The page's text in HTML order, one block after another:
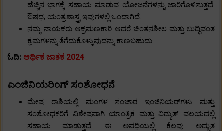
ಹೆಚ್ಚಿನ ಭಾಗಕ್ಕೆ ಸಹಾಯ ಮಾಡುವ ಯೋಜನೆಗಳನ್ನು ಜಾರಿಗೊಳಿಸುತ್ತದೆ.
ಔಷಧ, ಯಂತ್ರಶಾಸ್ತ್ರ ಇವುಗಳಲ್ಲಿ ಒಂದಾಗಿದೆ.
ನಮ್ಮ ನಾಯಕರು ಆಕ್ರಮಣಕಾರಿ ಆದರೆ ಚಿಂತನಶೀಲ ಮತ್ತು ಬುದ್ಧಿವಂತ
ಕ್ರಮಗಳನ್ನು ತೆಗೆದುಕೊಳ್ಳುವುದನ್ನು ಕಾಣಬಹುದು.
ಓದಿ: ಆರ್ಥಿಕ ಜಾತಕ 2024
ಎಂಜಿನಿಯರಿಂಗ್ ಸಂಶೋಧನೆ
ಮೇಷ ರಾಶಿಯಲ್ಲಿ ಮಂಗಳ ಸಂಚಾರ ಇಂಜಿನಿಯರ್‌ಗಳು ಮತ್ತು
ಸಂಶೋಧಕರಿಗೆ ವಿಶೇಷವಾಗಿ ಯಾಂತ್ರಿಕ ಮತ್ತು ವಿದ್ಯುತ್ ವಲಯದಲ್ಲಿ
ಸಹಾಯ ಮಾಡುತ್ತದೆ. ಈ ಅವಧಿಯಲ್ಲಿ ಕೆಲವು ಅದ್ಭುತ